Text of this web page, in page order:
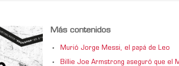
Más contenidos
Murió Jorge Messi, el papá de Leo
Billie Joe Armstrong aseguró que el